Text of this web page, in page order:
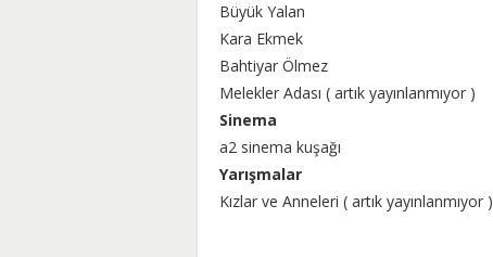
Büyük Yalan
Kara Ekmek
Bahtiyar Ölmez
Melekler Adası ( artık yayınlanmıyor )
Sinema
a2 sinema kuşağı
Yarışmalar
Kızlar ve Anneleri ( artık yayınlanmıyor )